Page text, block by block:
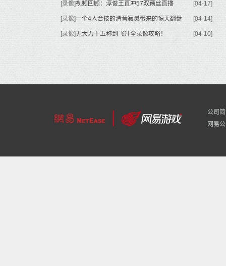
[录像]视频回顾：淳俊王直冲57双藕丝直播 [04-17]
[录像]一个4人合技的清音寂灵带来的惊天翻盘 [04-14]
[录像]无大力十五称到飞升全录像攻略！ [04-10]
公司
网易